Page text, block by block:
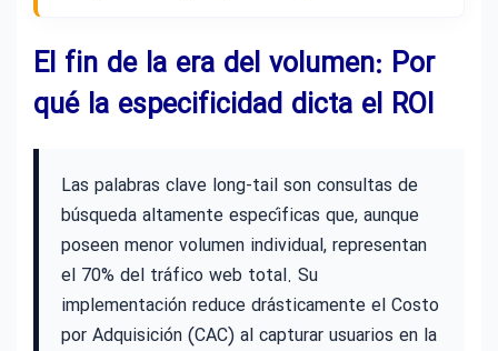
El fin de la era del volumen: Por
qué la especificidad dicta el ROI
Las palabras clave long-tail son consultas de
búsqueda altamente específicas que, aunque
poseen menor volumen individual, representan
el 70% del tráfico web total. Su
implementación reduce drásticamente el Costo
por Adquisición (CAC) al capturar usuarios en la